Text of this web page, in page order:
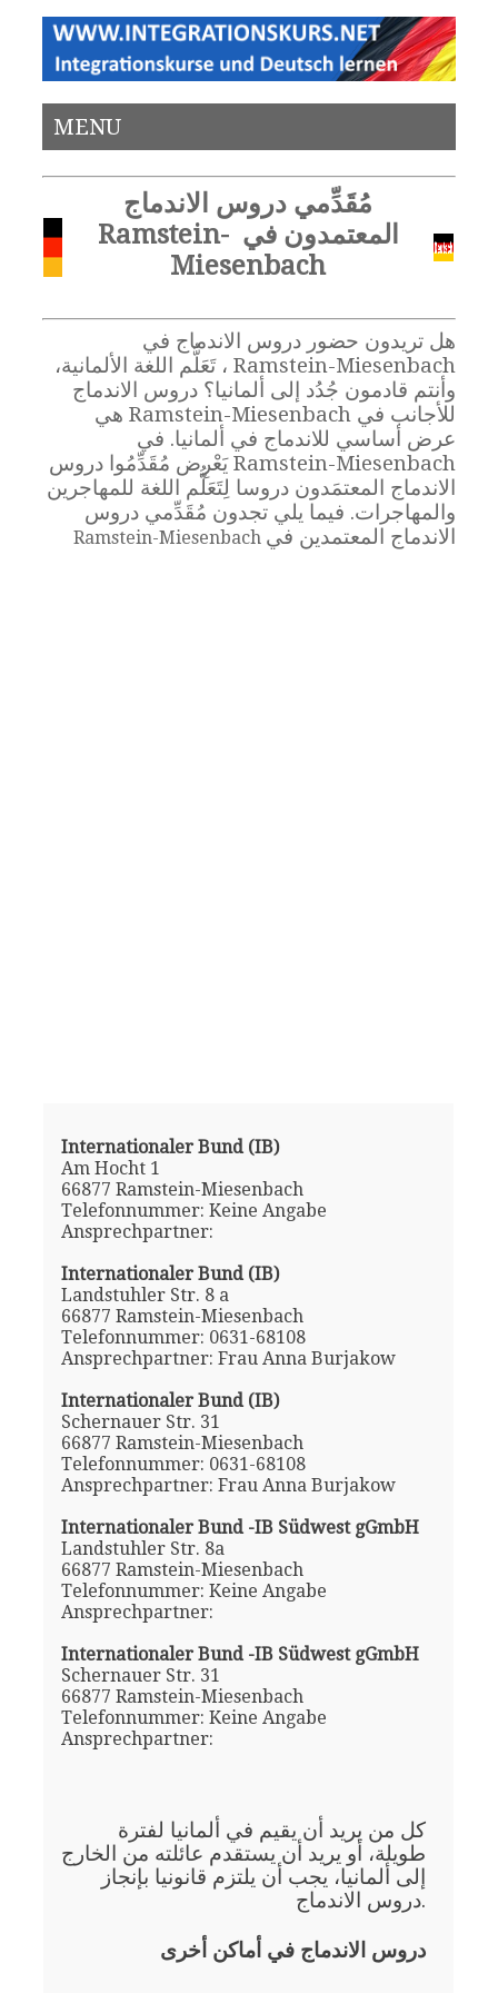
MENU
مُقَدِّمي دروس الاندماج
المعتمدون في Ramstein-
Miesenbach
هل تريدون حضور دروس الاندماج في
Ramstein-Miesenbach ، تَعَلُّم اللغة الألمانية،
وأنتم قادمون جُدُد إلى ألمانيا؟ دروس الاندماج
للأجانب في Ramstein-Miesenbach هي
عرض أساسي للاندماج في ألمانيا. في
Ramstein-Miesenbach يَعْرِض مُقَدِّمُوا دروس
الاندماج المعتمَدون دروسا لِتَعَلُّم اللغة للمهاجرين
والمهاجرات. فيما يلي تجدون مُقَدِّمي دروس
الاندماج المعتمدين في
Internationaler Bund (IB)
Am Hocht 1
66877 Ramstein-Miesenbach
Telefonnummer: Keine Angabe
Ansprechpartner:
Internationaler Bund (IB)
Landstuhler Str. 8 a
66877 Ramstein-Miesenbach
Telefonnummer: 0631-68108
Ansprechpartner: Frau Anna Burjakow
Internationaler Bund (IB)
Schernauer Str. 31
66877 Ramstein-Miesenbach
Telefonnummer: 0631-68108
Ansprechpartner: Frau Anna Burjakow
Internationaler Bund -IB Südwest gGmbH
Landstuhler Str. 8a
66877 Ramstein-Miesenbach
Telefonnummer: Keine Angabe
Ansprechpartner:
Internationaler Bund -IB Südwest gGmbH
Schernauer Str. 31
66877 Ramstein-Miesenbach
Telefonnummer: Keine Angabe
Ansprechpartner:
كل من يريد أن يقيم في ألمانيا لفترة
طويلة، أو يريد أن يستقدم عائلته من الخارج
إلى ألمانيا، يجب أن يلتزم قانونيا بإنجاز
دروس الاندماج.
دروس الاندماج في أماكن أخرى